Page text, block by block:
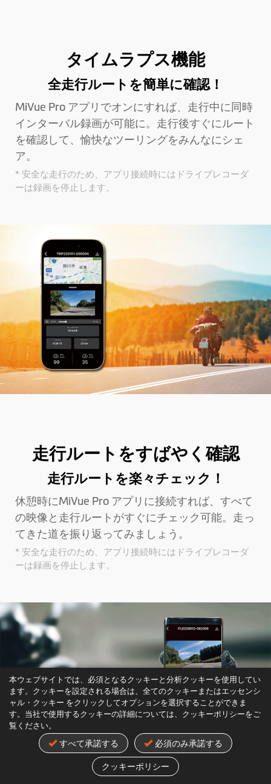
本ウェブサイトでは、必須となるクッキーと分析クッキーを使用してい
ます。クッキーを設定される場合は、全てのクッキーまたはエッセンシ
ャル・クッキー をクリックしてオプションを選択することができま
す。当社で使用するクッキーの詳細については、クッキーポリシーをご
覧ください。
すべて承諾する 必須のみ承諾する
クッキーポリシー
タイムラプス機能
全走行ルートを簡単に確認！
MiVue Pro アプリでオンにすれば、走行中に同時
インターバル録画が可能に。走行後すぐにルート
を確認して、愉快なツーリングをみんなにシェ
ア。
* 安全な走行のため、アプリ接続時にはドライブレコーダ
ーは録画を停止します。
走行ルートをすばやく確認
走行ルートを楽々チェック！
休憩時にMiVue Pro アプリに接続すれば、すべて
の映像と走行ルートがすぐにチェック可能。走っ
てきた道を振り返ってみましょう。
* 安全な走行のため、アプリ接続時にはドライブレコーダ
ーは録画を停止します。